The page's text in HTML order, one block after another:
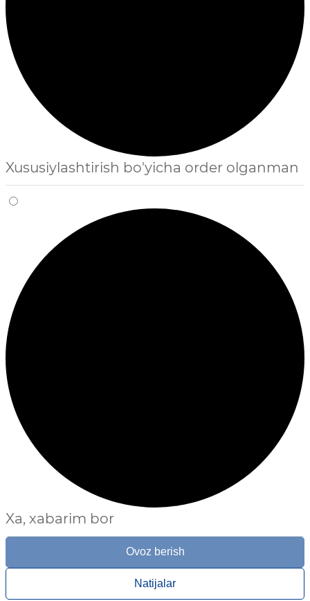
Xususiylashtirish bo'yicha order olganman
Xa, xabarim bor
Ovoz berish
Natijalar